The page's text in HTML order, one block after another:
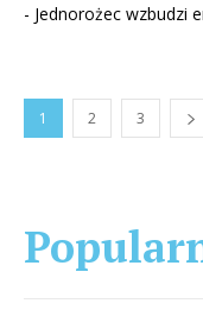
- Jednorożec wzbudzi
1 2 3